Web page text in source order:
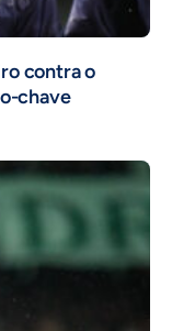
contra o
chave